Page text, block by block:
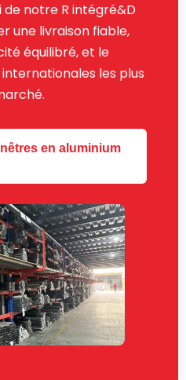
de notre R intégré&D
une livraison fiable,
équilibré, et le
les plus
en aluminium